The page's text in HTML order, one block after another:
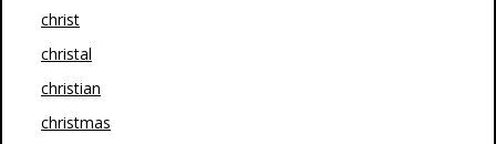
christ
christal
christian
christmas